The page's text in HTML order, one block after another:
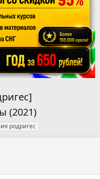
(2021)
родригес